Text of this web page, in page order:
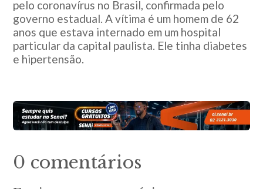
pelo coronavírus no Brasil, confirmada pelo
governo estadual. A vítima é um homem de 62
anos que estava internado em um hospital
particular da capital paulista. Ele tinha diabetes
e hipertensão.
0 comentários